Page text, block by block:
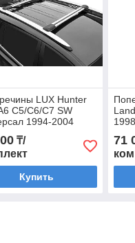
LUX Hunter
C5/C6/C7 SW
1994-2004
₸/
Купить
71